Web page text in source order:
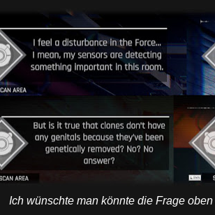
Ich wünschte man könnte die Frage